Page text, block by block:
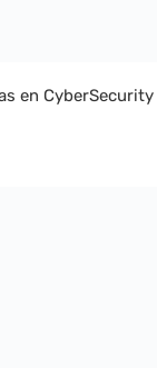
en CyberSecurity